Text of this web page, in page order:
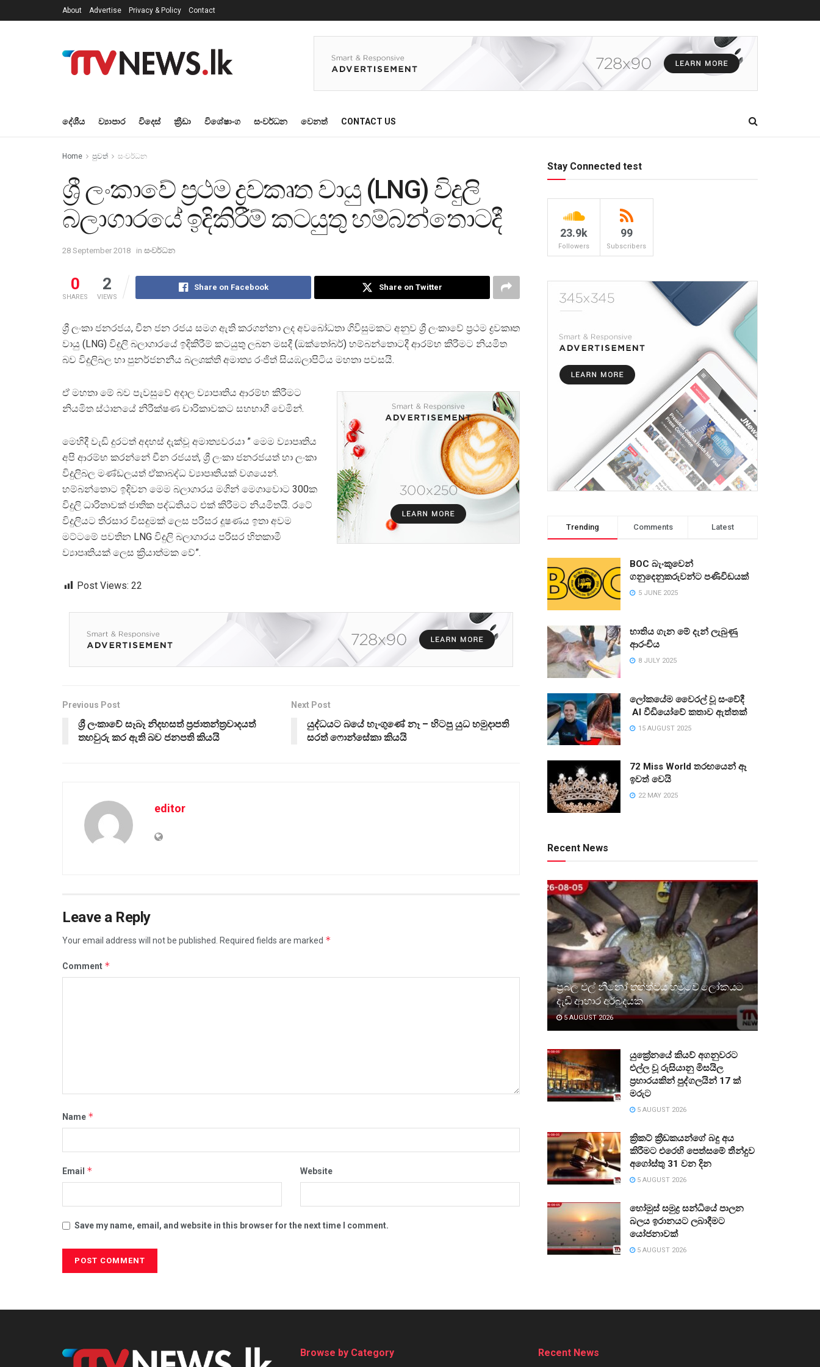
About Advertise Privacy & Policy Contact
දේශීය ව්‍යාපාර විදෙස් ක්‍රීඩා විශේෂාංග සංවර්ධන වෙනත් CONTACT US
Home පුවත් සංවර්ධන
ශ්‍රී ලංකාවේ ප්‍රථම ද්‍රවකෘත වායු (LNG) විදුලි
බලාගාරයේ ඉදිකිරීම් කටයුතු හම්බන්තොටදී
28 September 2018 in සංවර්ධන
0
SHARES
2
VIEWS
Share on Facebook Share on Twitter
ශ්‍රී ලංකා ජනරජය, චීන ජන රජය සමග ඇති කරගන්නා ලද අවබෝධතා ගිවිසුමකට අනුව ශ්‍රී ලංකාවේ ප්‍රථම ද්‍රවකෘත
වායු (LNG) විදුලි බලාගාරයේ ඉදිකිරීම් කටයුතු ලබන මසදී (ඔක්තෝබර්) හම්බන්තොටදී ආරම්භ කිරීමට නියමිත
බව විදුලිබල හා පුනර්ජනනීය බලශක්ති අමාත්‍ය රංජිත් සියඹලාපිටිය මහතා පවසයි.
ඒ මහතා මේ බව පැවසුවේ අදාල ව්‍යාපෘතිය ආරම්භ කිරීමට
නියමිත ස්ථානයේ නිරීක්ෂණ චාරිකාවකට සහභාගී වෙමින්.
මෙහිදී වැඩි දුරටත් අදහස් දැක්වූ අමාත්‍යවරයා ” මෙම ව්‍යාපෘතිය
අපි ආරම්භ කරන්නේ චීන රජයත්, ශ්‍රී ලංකා ජනරජයත් හා ලංකා
විදුලිබල මණ්ඩලයත් ඒකාබද්ධ ව්‍යාපෘතියක් වශයෙන්.
හම්බන්තොට ඉදිවන මෙම බලාගාරය මගින් මෙගාවොට 300ක
විදුලි ධාරිතාවක් ජාතික පද්ධතියට එක් කිරීමට නියමිතයි. රටේ
විදුලියට තිරසාර විසදුමක් ලෙස පරිසර දූෂණය ඉතා අවම
මට්ටමේ පවතින LNG විදුලි බලාගාරය පරිසර හිතකාමී
ව්‍යාපෘතියක් ලෙස ක්‍රියාත්මක වේ”.
Post Views: 22
Previous Post
ශ්‍රී ලංකාවේ සෑබෑ නිදහසත් ප්‍රජාතන්ත්‍රවාදයත්
තහවුරු කර ඇති බව ජනපති කියයි
Next Post
යුද්ධයට බයේ හැංගුණේ නෑ – හිටපු යුධ හමුදාපති
සරත් ෆොන්සේකා කියයි
editor
Leave a Reply
Your email address will not be published. Required fields are marked *
Comment *
Name *
Email * Website
Save my name, email, and website in this browser for the next time I comment.
Stay Connected test
23.9k
Followers
99
Subscribers
Trending Comments Latest
BOC බැංකුවෙන්
ගනුදෙනුකරුවන්ට පණිවිඩයක්
5 JUNE 2025
භාතිය ගැන මේ දැන් ලැබුණු
ආරංචිය
8 JULY 2025
ලෝකයේම වෛරල් වූ සංවේදී
AI වීඩියෝවේ කතාව ඇත්තක්
15 AUGUST 2025
72 Miss World තරඟයෙන් ඈ
ඉවත් වෙයි
22 MAY 2025
Recent News
ප්‍රබල එල් නීනෝ තත්ත්වය හමුවේ ලෝකයට
දැඩි ආහාර අර්බුදයක
5 AUGUST 2026
යුක්‍රේනයේ කියව් අගනුවරට
එල්ල වූ රුසියානු මිසයිල
ප්‍රහාරයකින් පුද්ගලයින් 17 ක්
මරුට
5 AUGUST 2026
ක්‍රිකට් ක්‍රීඩකයන්ගේ බදු අය
කිරීමට එරෙහි පෙත්සමේ තීන්දුව
අගෝස්තු 31 වන දින
5 AUGUST 2026
හෝමුස් සමුද්‍ර සන්ධියේ පාලන
බලය ඉරානයට ලබාදීමට
යෝජනාවක්
5 AUGUST 2026
Browse by Category Recent News